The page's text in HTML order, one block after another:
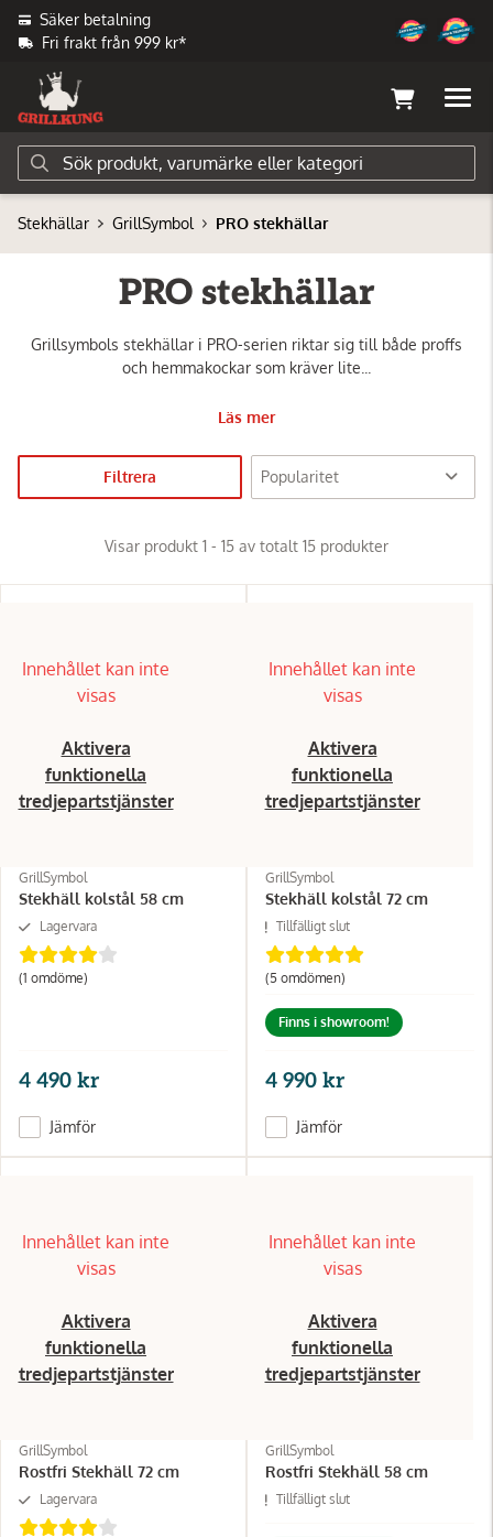
Säker betalning
Fri frakt från 999 kr*
Stekhällar GrillSymbol PRO stekhällar
PRO stekhällar
Grillsymbols stekhällar i PRO-serien riktar sig till både proffs
och hemmakockar som kräver lite...
Läs mer
Filtrera
Visar produkt 1 - 15 av totalt 15 produkter
Innehållet kan inte
visas
Aktivera
funktionella
tredjepartstjänster
GrillSymbol
Stekhäll kolstål 58 cm
Lagervara
(1 omdöme)
4 490 kr
Jämför
Innehållet kan inte
visas
Aktivera
funktionella
tredjepartstjänster
GrillSymbol
Stekhäll kolstål 72 cm
Tillfälligt slut
(5 omdömen)
Finns i showroom!
4 990 kr
Jämför
Innehållet kan inte
visas
Aktivera
funktionella
tredjepartstjänster
GrillSymbol
Rostfri Stekhäll 72 cm
Lagervara
Innehållet kan inte
visas
Aktivera
funktionella
tredjepartstjänster
GrillSymbol
Rostfri Stekhäll 58 cm
Tillfälligt slut